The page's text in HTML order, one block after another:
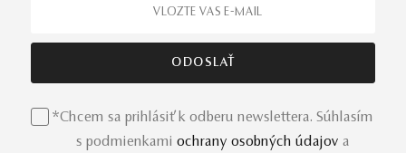
*Chcem sa prihlásiť k odberu newslettera. Súhlasím
s podmienkami ochrany osobných údajov a